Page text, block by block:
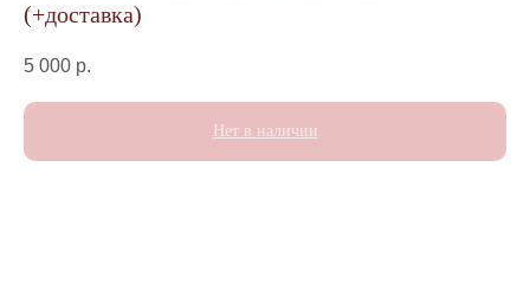
(+доставка)
5 000 р.
Нет в наличии